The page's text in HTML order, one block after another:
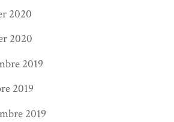
2020
2020
2019
2019
2019